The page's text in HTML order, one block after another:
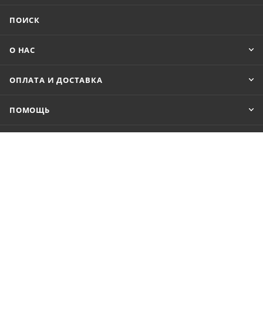
ПОИСК
О НАС
ОПЛАТА И ДОСТАВКА
ПОМОЩЬ